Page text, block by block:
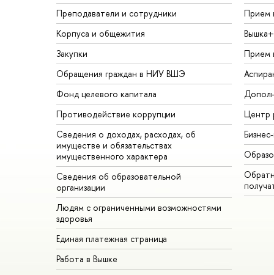
Преподаватели и сотрудники
Корпуса и общежития
Закупки
Обращения граждан в НИУ ВШЭ
Фонд целевого капитала
Противодействие коррупции
Сведения о доходах, расходах, об
имуществе и обязательствах
имущественного характера
Сведения об образовательной
организации
Людям с ограниченными возможностями
здоровья
Единая платежная страница
Работа в Вышке
Прием
Вышка+
Прием
Центр